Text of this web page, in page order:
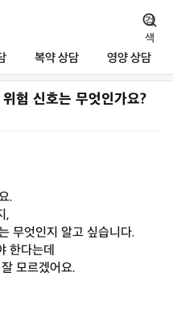
복약 상담 영양 상담
검
색
험 신호는 무엇인가요?
.
,
무엇인지 알고 싶습니다.
한다는데
모르겠어요.